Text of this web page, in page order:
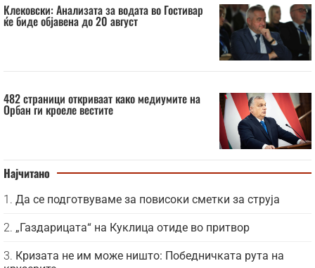
Клековски: Анализата за водата во Гостивар
ќе биде објавена до 20 август
482 страници откриваат како медиумите на
Орбан ги кроеле вестите
Најчитано
Да се подготвуваме за повисоки сметки за струја
„Газдарицата“ на Куклица отиде во притвор
Кризата не им може ништо: Победничката рута на